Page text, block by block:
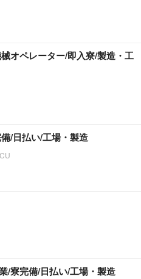
オペレーター/即入寮/製造・工
/日払い/工場・製造
/寮完備/日払い/工場・製造